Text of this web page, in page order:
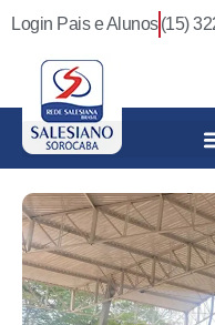
Login Pais e Alunos (15)